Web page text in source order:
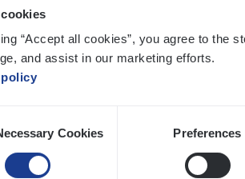
“Accept all cookies”, you agree to the
and assist in our marketing efforts.
Cookies Preferences